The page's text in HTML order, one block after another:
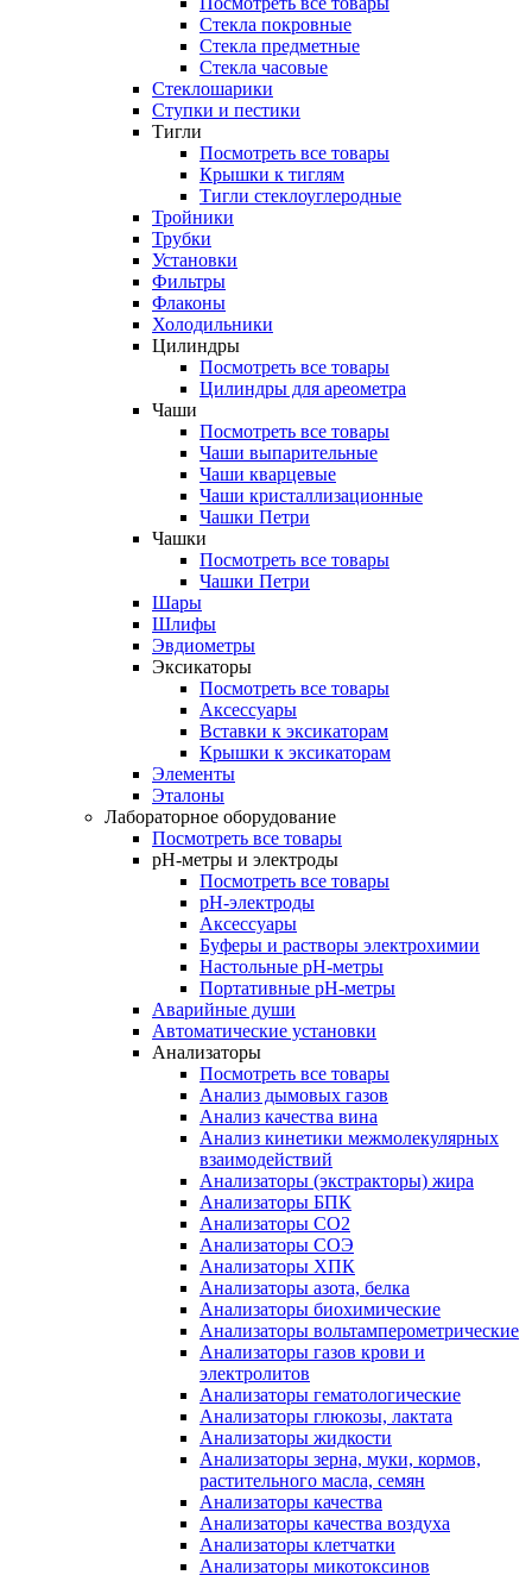
Стекла покровные
Стекла предметные
Стекла часовые
Стеклошарики
Ступки и пестики
Тигли
Посмотреть все товары
Крышки к тиглям
Тигли стеклоуглеродные
Тройники
Трубки
Установки
Фильтры
Флаконы
Холодильники
Цилиндры
Посмотреть все товары
Цилиндры для ареометра
Чаши
Посмотреть все товары
Чаши выпарительные
Чаши кварцевые
Чаши кристаллизационные
Чашки Петри
Чашки
Посмотреть все товары
Чашки Петри
Шары
Шлифы
Эвдиометры
Эксикаторы
Посмотреть все товары
Аксессуары
Вставки к эксикаторам
Крышки к эксикаторам
Элементы
Эталоны
Лабораторное оборудование
Посмотреть все товары
pH-метры и электроды
Посмотреть все товары
pH-электроды
Аксессуары
Буферы и растворы электрохимии
Настольные рН-метры
Портативные рН-метры
Аварийные души
Автоматические установки
Анализаторы
Посмотреть все товары
Анализ дымовых газов
Анализ качества вина
Анализ кинетики межмолекулярных
взаимодействий
Анализаторы (экстракторы) жира
Анализаторы БПК
Анализаторы СО2
Анализаторы СОЭ
Анализаторы ХПК
Анализаторы азота, белка
Анализаторы биохимические
Анализаторы вольтамперометрические
Анализаторы газов крови и
электролитов
Анализаторы гематологические
Анализаторы глюкозы, лактата
Анализаторы жидкости
Анализаторы зерна, муки, кормов,
растительного масла, семян
Анализаторы качества
Анализаторы качества воздуха
Анализаторы клетчатки
Анализаторы микотоксинов